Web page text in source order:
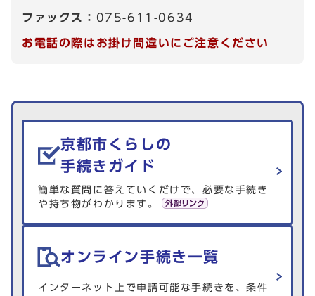
ファックス： 075-611-0634
お電話の際はお掛け間違いにご注意ください
生活情報を探す
京都市くらしの
手続きガイド
簡単な質問に答えていくだけで、必要な手続き
や持ち物がわかります。
オンライン手続き一覧
インターネット上で申請可能な手続きを、条件